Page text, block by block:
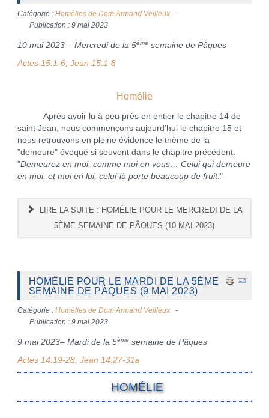
Catégorie : Homélies de Dom Armand Veilleux
Publication : 9 mai 2023
10 mai 2023 – Mercredi de la 5ème semaine de Pâques
Actes 15:1-6; Jean 15:1-8
Homélie
Après avoir lu à peu près en entier le chapitre 14 de
saint Jean, nous commençons aujourd'hui le chapitre 15 et
nous retrouvons en pleine évidence le thème de la
"demeure" évoqué si souvent dans le chapitre précédent.
"Demeurez en moi, comme moi en vous… Celui qui demeure
en moi, et moi en lui, celui-là porte beaucoup de fruit."
LIRE LA SUITE : HOMÉLIE POUR LE MERCREDI DE LA
5ÈME SEMAINE DE PÂQUES (10 MAI 2023)
HOMÉLIE POUR LE MARDI DE LA 5ÈME
SEMAINE DE PÂQUES (9 MAI 2023)
Catégorie : Homélies de Dom Armand Veilleux
Publication : 9 mai 2023
9 mai 2023– Mardi de la 5ème semaine de Pâques
Actes 14:19-28; Jean 14:27-31a
HOMÉLIE